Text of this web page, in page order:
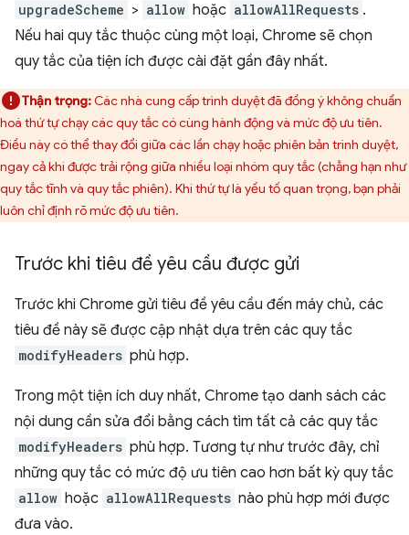
upgradeScheme > allow hoặc allowAllRequests .
Nếu hai quy tắc thuộc cùng một loại, Chrome sẽ chọn
quy tắc của tiện ích được cài đặt gần đây nhất.
Thận trọng:Các nhà cung cấp trình duyệt đã đồng ý không chuẩn
hoá thứ tự chạy các quy tắc có cùng hành động và mức độ ưu tiên.
Điều này có thể thay đổi giữa các lần chạy hoặc phiên bản trình duyệt,
ngay cả khi được trải rộng giữa nhiều loại nhóm quy tắc (chẳng hạn như
quy tắc tĩnh và quy tắc phiên). Khi thứ tự là yếu tố quan trọng, bạn phải
luôn chỉ định rõ mức độ ưu tiên.
Trước khi tiêu đề yêu cầu được gửi
Trước khi Chrome gửi tiêu đề yêu cầu đến máy chủ, các
tiêu đề này sẽ được cập nhật dựa trên các quy tắc
modifyHeaders phù hợp.
Trong một tiện ích duy nhất, Chrome tạo danh sách các
nội dung cần sửa đổi bằng cách tìm tất cả các quy tắc
modifyHeaders phù hợp. Tương tự như trước đây, chỉ
những quy tắc có mức độ ưu tiên cao hơn bất kỳ quy tắc
allow hoặc allowAllRequests nào phù hợp mới được
đưa vào.